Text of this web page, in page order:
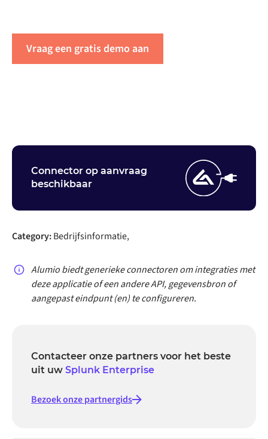
Vraag een gratis demo aan
Connector op aanvraag
beschikbaar
Category:Bedrijfsinformatie,
Alumio biedt generieke connectoren om integraties met
deze applicatie of een andere API, gegevensbron of
aangepast eindpunt (en) te configureren.
Contacteer onze partners voor het beste
uit uw Splunk Enterprise
Bezoek onze partnergids